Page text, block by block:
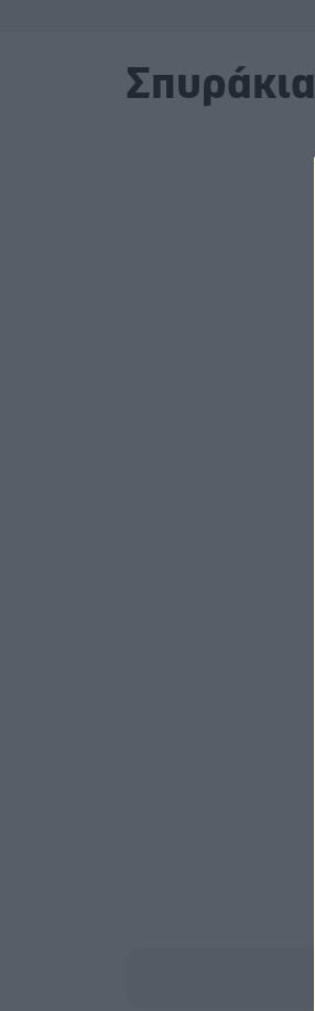
Σπυράκια